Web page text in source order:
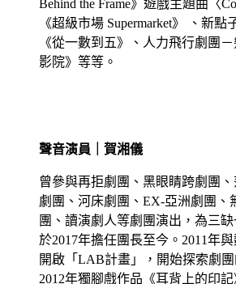
Behind the Frame》遊戲主題曲〈
《超級市場 Supermarket》 、新
《從一數到五》、人力飛行劇團
影院》等等。
聲音演員｜賀湘儀
曾參與再拒劇團、黑眼睛跨劇團
劇團、河床劇團、EX-亞洲劇團、
團、讀演劇人等劇團演出，為三
於2017年擔任團長至今。2011年
開啟「LAB計畫」，開始探索劇團
2012年獨腳戲作品《耳背上的印